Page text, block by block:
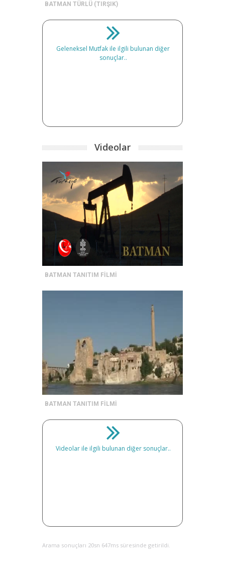
BATMAN TÜRLÜ (TIRŞIK)
Geleneksel Mutfak ile ilgili bulunan diğer
sonuçlar..
Videolar
BATMAN TANITIM FİLMİ
BATMAN TANITIM FİLMİ
Videolar ile ilgili bulunan diğer sonuçlar..
Arama sonuçları 20sn 647ms süresinde getirildi.